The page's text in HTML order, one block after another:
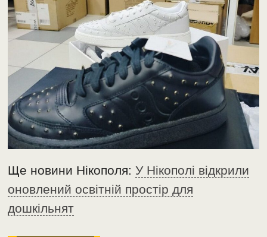
Ще новини Нікополя:У Нікополі відкрили
оновлений освітній простір для
дошкільнят